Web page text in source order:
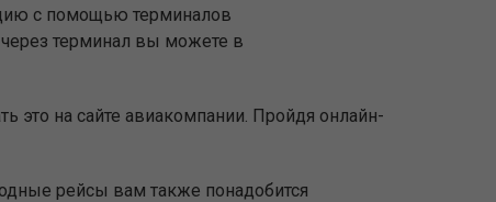
с помощью терминалов
терминал вы можете в
это на сайте авиакомпании. Пройдя онлайн-
рейсы вам также понадобится